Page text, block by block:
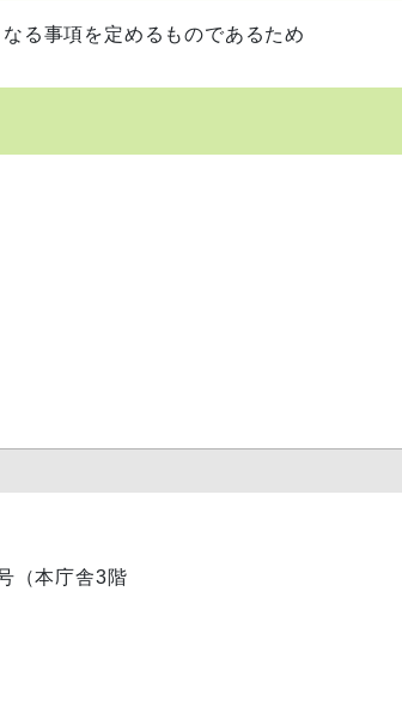
る事項を定めるものであるため
（本庁舎3階